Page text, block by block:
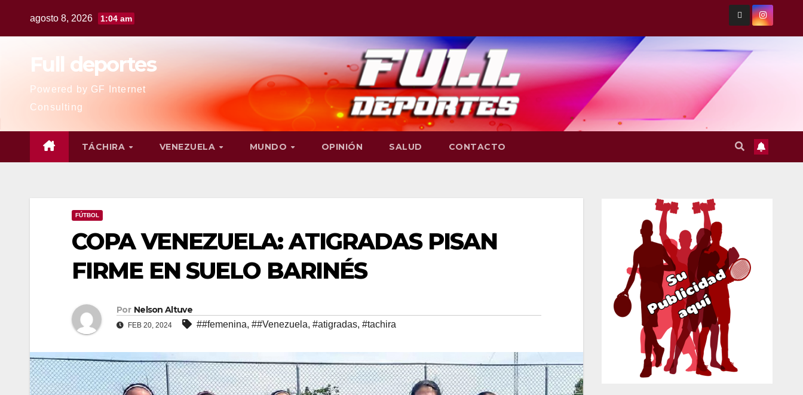
agosto 8, 2026 1:04 am
Full deportes
Powered by GF Internet
Consulting
TÁCHIRA VENEZUELA MUNDO OPINIÓN SALUD CONTACTO
FÚTBOL
COPA VENEZUELA: ATIGRADAS PISAN
FIRME EN SUELO BARINÉS
Por Nelson Altuve
FEB 20, 2024 ##femenina, ##Venezuela, #atigradas, #tachira